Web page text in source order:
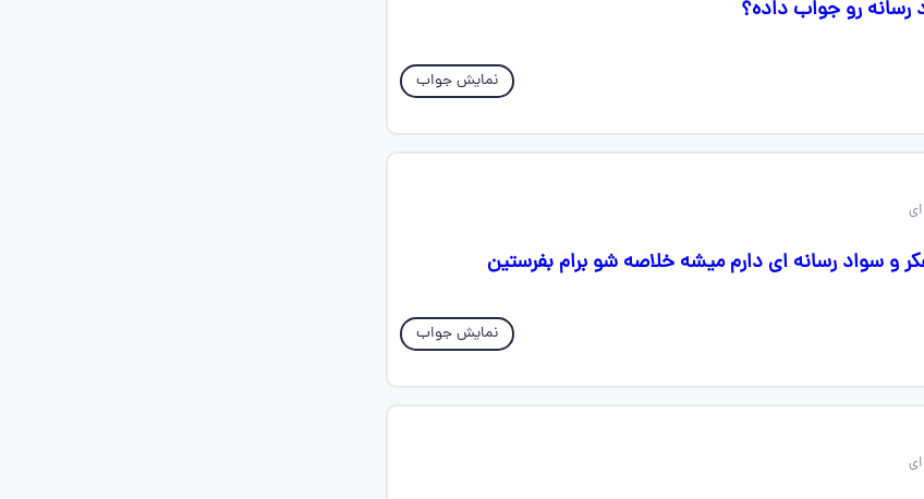
نمایش جواب
نمایش جواب